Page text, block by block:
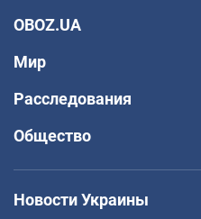
OBOZ.UA
Мир
Расследования
Общество
Новости Украины